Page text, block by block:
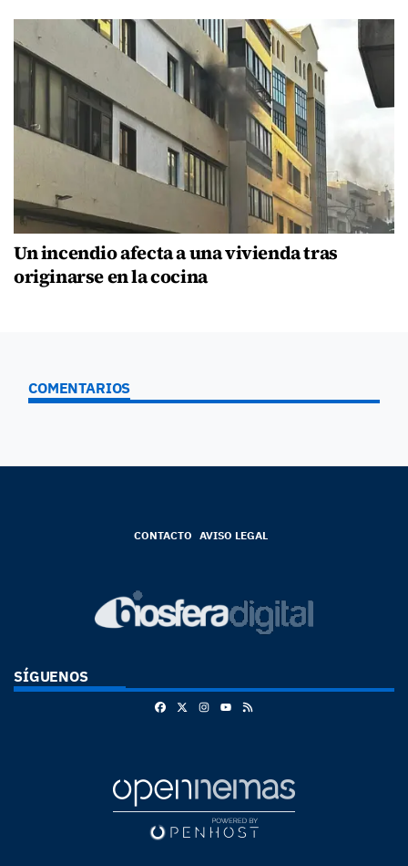
Un incendio afecta a una vivienda tras
originarse en la cocina
COMENTARIOS
CONTACTO AVISO LEGAL
SÍGUENOS
FacebookInstagram